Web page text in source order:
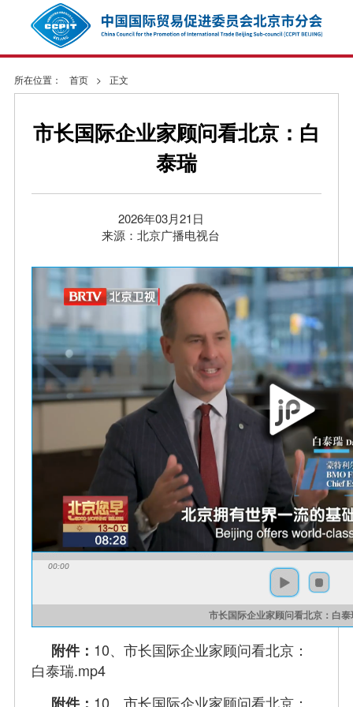
所在位置： 首页 > 正文
市长国际企业家顾问看北京：白
泰瑞
2026年03月21日
来源：北京广播电视台
00:00
市长国际企业家顾问看北京：白泰
附件： 10、市长国际企业家顾问看北京：
白泰瑞.mp4
10、市长国际企业家顾问看北京：